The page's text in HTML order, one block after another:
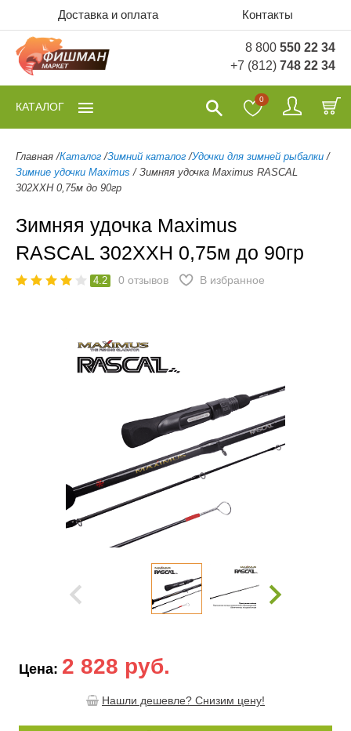
Доставка и оплата Контакты
8 800 550 22 34
+7 (812) 748 22 34
0
КАТАЛОГ
Главная /Каталог /Зимний каталог /Удочки для зимней рыбалки /
Зимние удочки Maximus / Зимняя удочка Maximus RASCAL
302XXH 0,75м до 90гр
Зимняя удочка Maximus
RASCAL 302XXH 0,75м до 90гр
4.2 0 отзывов В избранное
Цена: 2 828 руб.
Нашли дешевле? Снизим цену!